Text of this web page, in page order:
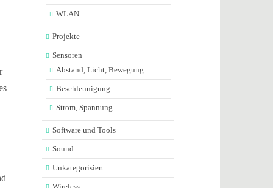
WLAN
Projekte
Sensoren
Abstand, Licht, Bewegung
Beschleunigung
Strom, Spannung
Software und Tools
Sound
Unkategorisiert